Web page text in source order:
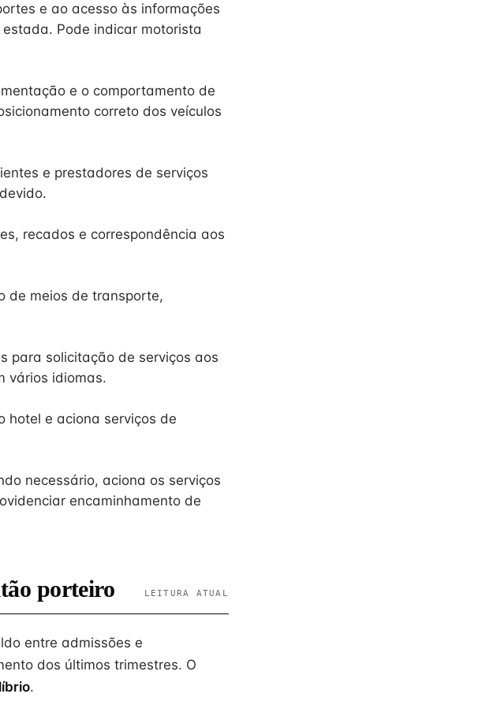
e ao acesso às informações
Pode indicar motorista
e o comportamento de
correto dos veículos
e prestadores de serviços
recados e correspondência aos
de meios de transporte,
para solicitação de serviços aos
vários idiomas.
hotel e aciona serviços de
necessário, aciona os serviços
encaminhamento de
porteiro LEITURA ATUAL
entre admissões e
dos últimos trimestres. O
.